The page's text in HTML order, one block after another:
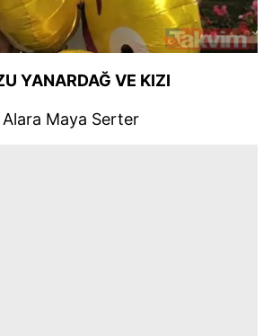
YANARDAĞ VE KIZI
Alara Maya Serter